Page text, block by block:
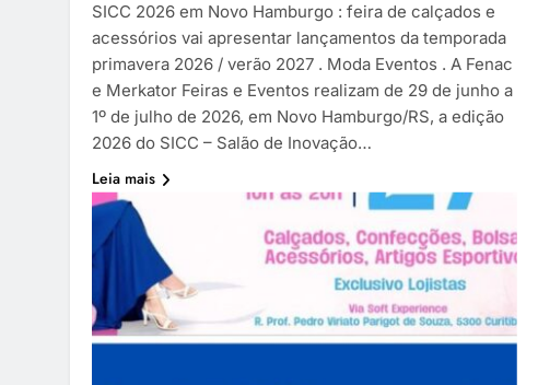
SICC 2026 em Novo Hamburgo : feira de calçados e
acessórios vai apresentar lançamentos da temporada
primavera 2026 / verão 2027 . Moda Eventos . A Fenac
e Merkator Feiras e Eventos realizam de 29 de junho a
1º de julho de 2026, em Novo Hamburgo/RS, a edição
2026 do SICC – Salão de Inovação…
Leia mais